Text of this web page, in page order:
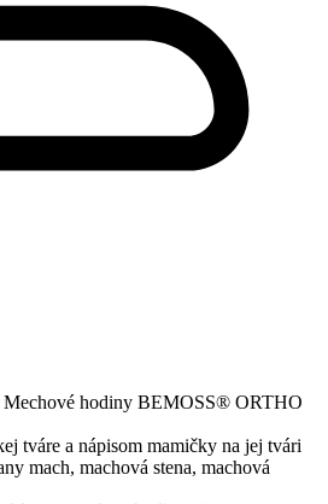
Mechové hodiny BEMOSS® ORTHO